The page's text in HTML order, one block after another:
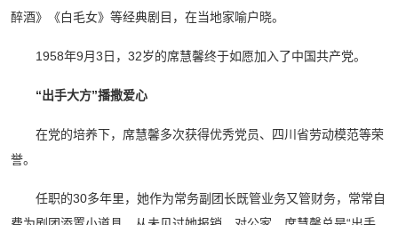
醉酒》《白毛女》等经典剧目，在当地家喻户晓。
1958年9月3日，32岁的席慧馨终于如愿加入了中国共产党。
“出手大方”播撒爱心
在党的培养下，席慧馨多次获得优秀党员、四川省劳动模范等荣
誉。
任职的30多年里，她作为常务副团长既管业务又管财务，常常自